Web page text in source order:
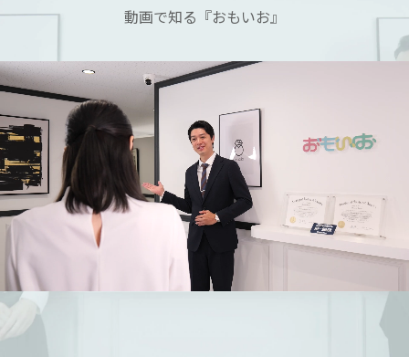
動画で知る『おもいお』